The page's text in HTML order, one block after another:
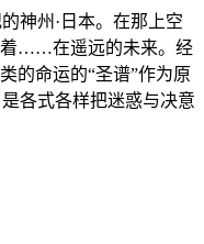
神州·日本。在那上空
着……在遥远的未来。经
的命运的“圣谱”作为原
各式各样把迷惑与决意